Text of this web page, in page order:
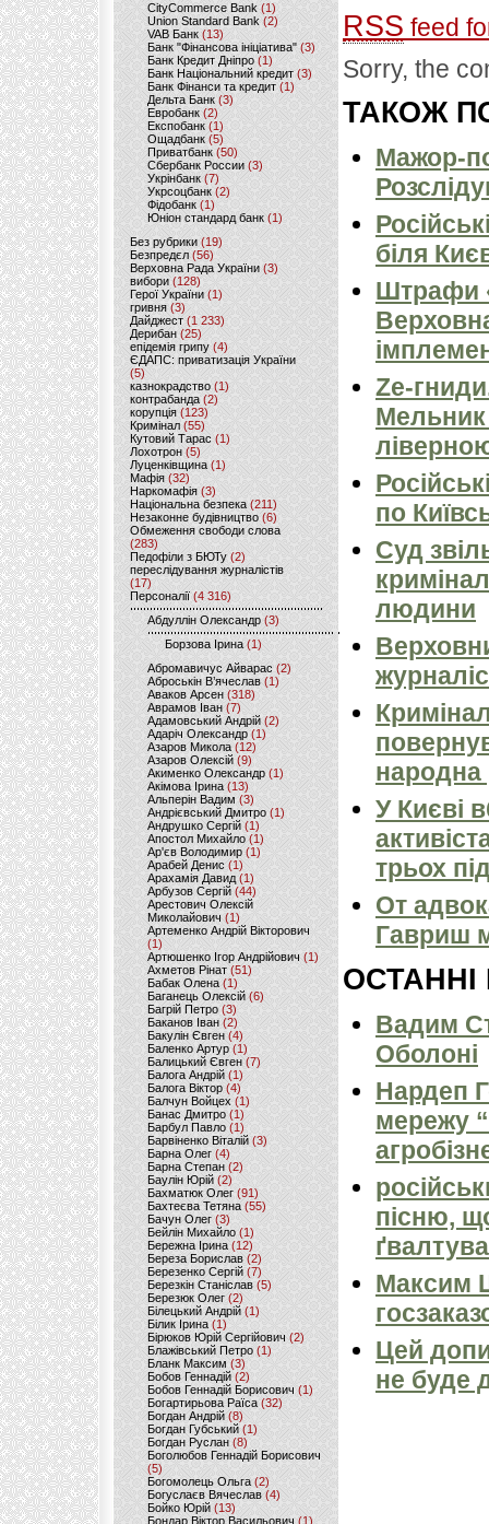
CityCommerce Bank (1)
Union Standard Bank (2)
VAB Банк (13)
Банк "Фінансова ініціатива" (3)
Банк Кредит Дніпро (1)
Банк Національний кредит (3)
Банк Фінанси та кредит (1)
Дельта Банк (3)
Евробанк(2)
Експобанк (1)
Ощадбанк(5)
Приватбанк (50)
Сбербанк России (3)
Укрінбанк(7)
Укрсоцбанк (2)
Фідобанк (1)
Юніон стандард банк(1)
Без рубрики (19)
Безпредєл(56)
Верховна Рада України (3)
вибори(128)
Герої України(1)
гривня (3)
Дайджест (1 233)
Дерибан (25)
епідемія грипу (4)
ЄДАПС: приватизація України
(5)
казнокрадство (1)
контрабанда (2)
корупція (123)
Кримінал (55)
Кутовий Тарас (1)
Лохотрон(5)
Луценківщина (1)
Мафія (32)
Наркомафія (3)
Національна безпека (211)
Незаконне будівництво(6)
Обмеження свободи слова
(283)
Педофіли з БЮТу (2)
переслідування журналістів
(17)
Персоналії (4 316)
Абдуллін Олександр (3)
Борзова Ірина(1)
Абромавичус Айварас (2)
Аброськін В’ячеслав(1)
Аваков Арсен (318)
Аврамов Іван (7)
Адамовський Андрій(2)
Адаріч Олександр (1)
Азаров Микола (12)
Азаров Олексій (9)
Акименко Олександр(1)
Акімова Ірина(13)
Альперін Вадим (3)
Андрієвський Дмитро(1)
Андрушко Сергій(1)
Апостол Михайло(1)
Ар'єв Володимир (1)
Арабей Денис(1)
Арахамія Давид (1)
Арбузов Сергій (44)
Арестович Олексій
Миколайович(1)
Артеменко Андрій Вікторович
(1)
Артюшенко Ігор Андрійович(1)
Ахметов Рінат(51)
Бабак Олена(1)
Баганець Олексій(6)
Багрій Петро (3)
Баканов Іван(2)
Бакулін Євген (4)
Баленко Артур(1)
Балицький Євген(7)
Балога Андрій (1)
Балога Віктор (4)
Балчун Войцех (1)
Банас Дмитро (1)
Барбул Павло(1)
Барвіненко Віталій(3)
Барна Олег (4)
Барна Степан (2)
Баулін Юрій (2)
Бахматюк Олег (91)
Бахтеєва Тетяна(55)
Бачун Олег (3)
Бейлін Михайло (1)
Бережна Ірина(12)
Береза Борислав(2)
Березенко Сергій (7)
Березкін Станіслав (5)
Березюк Олег(2)
Білецький Андрій (1)
Білик Ірина (1)
Бірюков Юрій Сергійович (2)
Блажівський Петро (1)
Бланк Максим(3)
Бобов Геннадій (2)
Бобов Геннадій Борисович (1)
Богартирьова Раїса (32)
Богдан Андрій(8)
Богдан Губський (1)
Богдан Руслан(8)
Боголюбов Геннадій Борисович
(5)
Богомолець Ольга (2)
Богуслаєв Вячеслав (4)
Бойко Юрій (13)
Бондар Віктор Васильович (1)
RSS feed
Sorry, the
ТАКОЖ
Мажор-
біля
Штрафи
Ze-
по
Суд
людини
народна
У Києві
трьох
От
Гавриш
ОСТАННІ
Вадим
Оболоні
Нардеп
мережу
пісню,
Максим
Цей
не буде